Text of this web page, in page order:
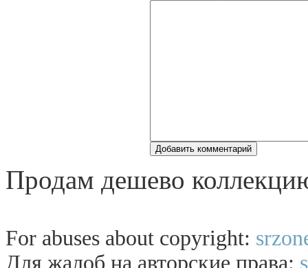
Продам дешево
For abuses about copyright:
Для жалоб на авторские права: